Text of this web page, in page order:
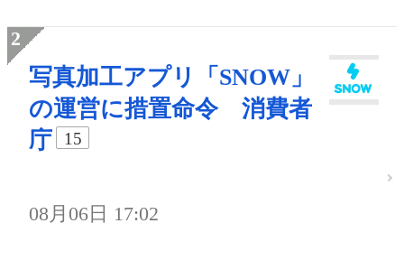
写真加工アプリ「SNOW」
の運営に措置命令 消費者
庁
15
08月06日 17:02